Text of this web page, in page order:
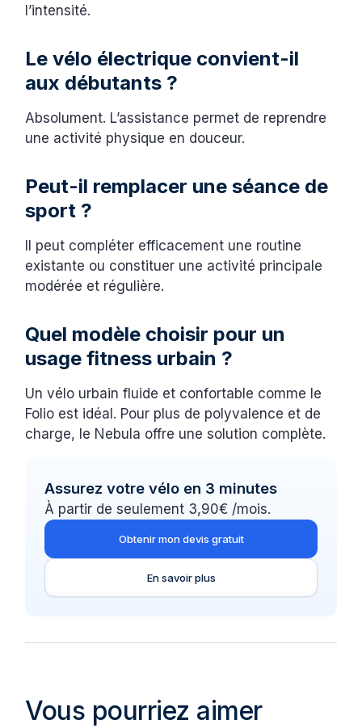
l’intensité.
Le vélo électrique convient-il
aux débutants ?
Absolument. L’assistance permet de reprendre
une activité physique en douceur.
Peut-il remplacer une séance de
sport ?
Il peut compléter efficacement une routine
existante ou constituer une activité principale
modérée et régulière.
Quel modèle choisir pour un
usage fitness urbain ?
Un vélo urbain fluide et confortable comme le
Folio est idéal. Pour plus de polyvalence et de
charge, le Nebula offre une solution complète.
Assurez votre vélo en 3 minutes
À partir de seulement 3,90€ /mois.
Obtenir mon devis gratuit
En savoir plus
Vous pourriez aimer